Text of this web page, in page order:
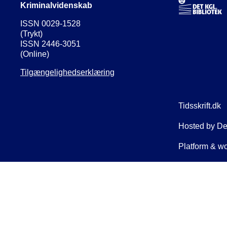
Kriminalvidenskab
ISSN 0029-1528
(Trykt)
ISSN 2446-3051
(Online)
Tilgængelighedserklæring